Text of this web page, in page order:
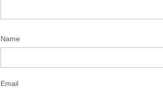
Name
Email